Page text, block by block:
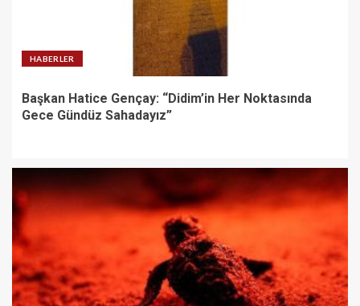
HABERLER
Başkan Hatice Gençay: “Didim’in Her Noktasında
Gece Gündüz Sahadayız”